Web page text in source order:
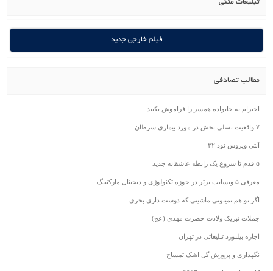
تبلیغات متنی
فیلم خارجی جدید
مطالب تصادفی
احترام به خانواده همسر را فراموش نکنید
۷ واقعیت تسلی بخش در مورد بیماری سرطان
آنتی ویروس نود ۳۲
۵ قدم تا شروع یک رابطه عاشقانه جدید
معرفی ۵ وبسایت برتر در حوزه تکنولوژی و دیجیتال مارکتینگ
اگر تو هم نمیتونی ماشینی که دوست داری بخری….
جملات تبریک ولادت حضرت مهدی (عج)
اجاره بیلبورد تبلیغاتی در تهران
نگهداری و پرورش گل اشک تمساح